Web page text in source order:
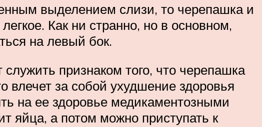
выделением слизи, то черепашка и
Как ни странно, но в основном,
на левый бок.
признаком того, что черепашка
за собой ухудшение здоровья
на ее здоровье медикаментозными
яйца, а потом можно приступать к